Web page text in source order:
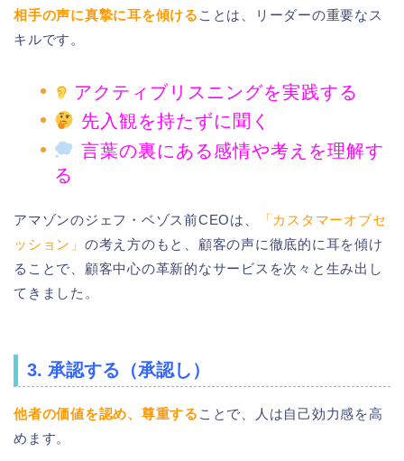
相手の声に真摯に耳を傾ける ことは、リーダーの重要なス
キルです。
アクティブリスニングを実践する
先入観を持たずに聞く
言葉の裏にある感情や考えを理解す
る
アマゾンのジェフ・ベゾス前CEOは、
「カスタマーオブセ
ッション」 の考え方のもと、顧客の声に徹底的に耳を傾け
ることで、顧客中心の革新的なサービスを次々と生み出し
てきました。
3. 承認する（承認し）
他者の価値を認め、尊重する ことで、人は自己効力感を高
めます。